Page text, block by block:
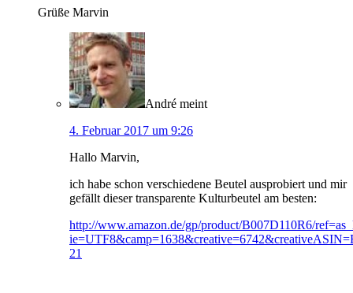
Grüße Marvin
André meint
4. Februar 2017 um 9:26
Hallo Marvin,
ich habe schon verschiedene Beutel ausprobiert und mir
gefällt dieser transparente Kulturbeutel am besten:
http://www.amazon.de/gp/product/B007D110R6/
21